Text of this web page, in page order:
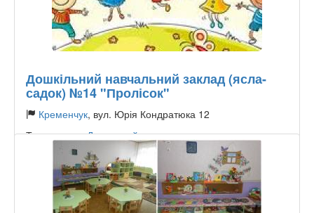
Дошкільний навчальний заклад (ясла-
садок) №14 "Пролісок"
Кременчук, вул. Юрія Кондратюка 12
Тип садочку:Державний